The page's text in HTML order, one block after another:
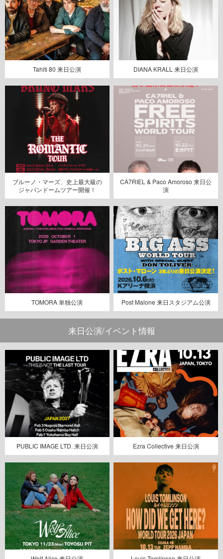
Tahiti 80 来日公演 DIANA KRALL 来日公演
ブルーノ・マーズ、史上最大級の
ジャパンドームツアー開催！
CA7RIEL & Paco Amoroso 来日公
演
TOMORA 単独公演 Post Malone 来日スタジアム公演
来日公演/イベント情報
PUBLIC IMAGE LTD. 来日公演 Ezra Collective 来日公演